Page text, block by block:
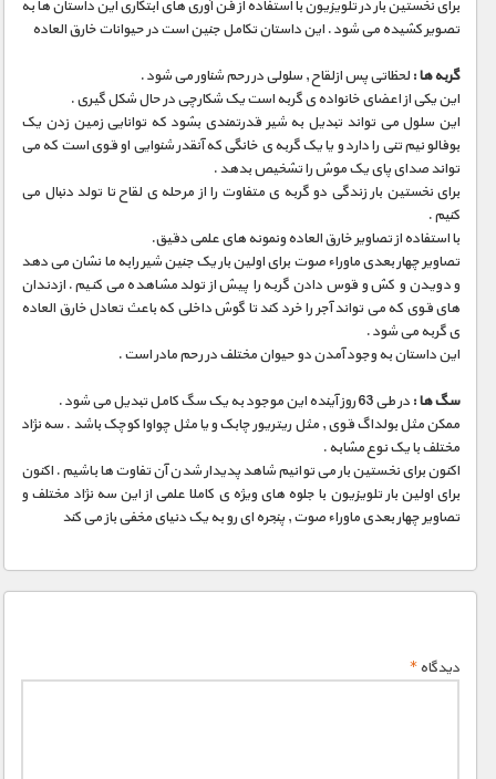
برای نخستین بار در تلویزیون با استفاده از فن آوری های ابتکاری این داستان ها به
تصویر کشیده می شود . این داستان تکامل جنین است در حیوانات خارق العاده
گربه ها : لحظاتی پس ازلقاح , سلولی در رحم شناور می شود .
این یکی از اعضای خانواده ی گربه است یک شکارچی در حال شکل گیری .
این سلول می تواند تبدیل به شیر قدرتمندی بشود که توانایی زمین زدن یک
بوفالو نیم تنی را دارد و یا یک گربه ی خانگی که آنقدر شنوایی او قوی است که می
تواند صدای پای یک موش را تشخیص بدهد .
برای نخستین بار زندگی دو گربه ی متفاوت را از مرحله ی لقاح تا تولد دنبال می
کنیم .
با استفاده از تصاویر خارق العاده ونمونه های علمی دقیق.
تصاویر چهار بعدی ماوراء صوت برای اولین بار یک جنین شیر رابه ما نشان می دهد
و دویدن و کش و قوس دادن گربه را پیش از تولد مشاهده می کنیم . ازدندان
های قوی که می تواند آجر را خرد کند تا گوش داخلی که باعث تعادل خارق العاده
ی گربه می شود .
این داستان به وجود آمدن دو حیوان مختلف در رحم مادر است .
سگ ها : در طی 63 روز آینده این موجود به یک سگ کامل تبدیل می شود .
ممکن مثل بولداگ قوی , مثل ریتریور چابک و یا مثل چواوا کوچک باشد . سه نژاد
مختلف با یک نوع مشابه .
اکنون برای نخستین بار می توانیم شاهد پدیدار شدن آن تفاوت ها باشیم . اکنون
برای اولین بار تلویزیون با جلوه های ویژه ی کاملا علمی از این سه نژاد مختلف و
تصاویر چهار بعدی ماوراء صوت , پنجره ای رو به یک دنیای مخفی باز می کند
دیدگاه*